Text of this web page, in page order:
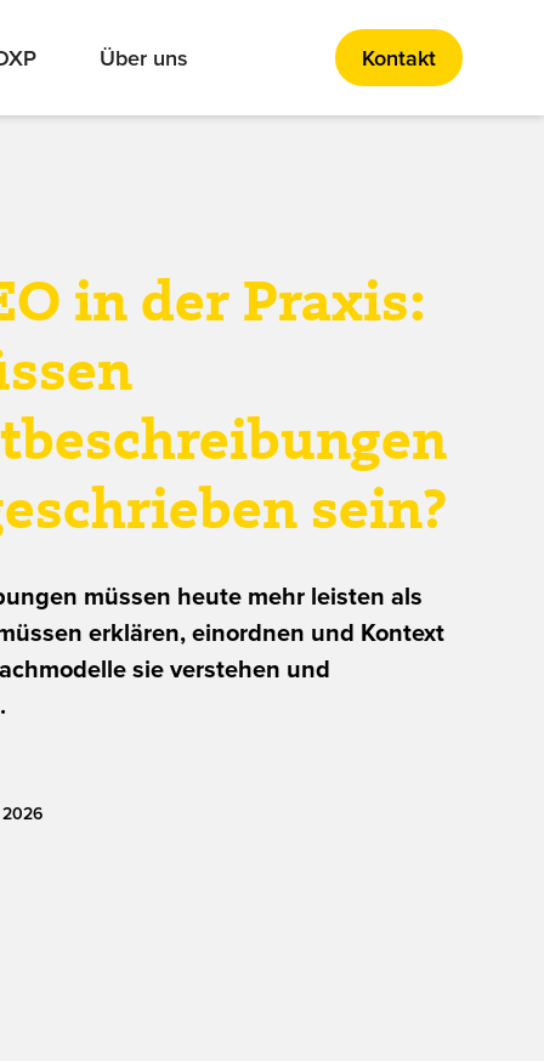
Über uns Kontakt
in der Praxis:
sein?
müssen heute mehr leisten als
erklären, einordnen und Kontext
sie verstehen und
2026